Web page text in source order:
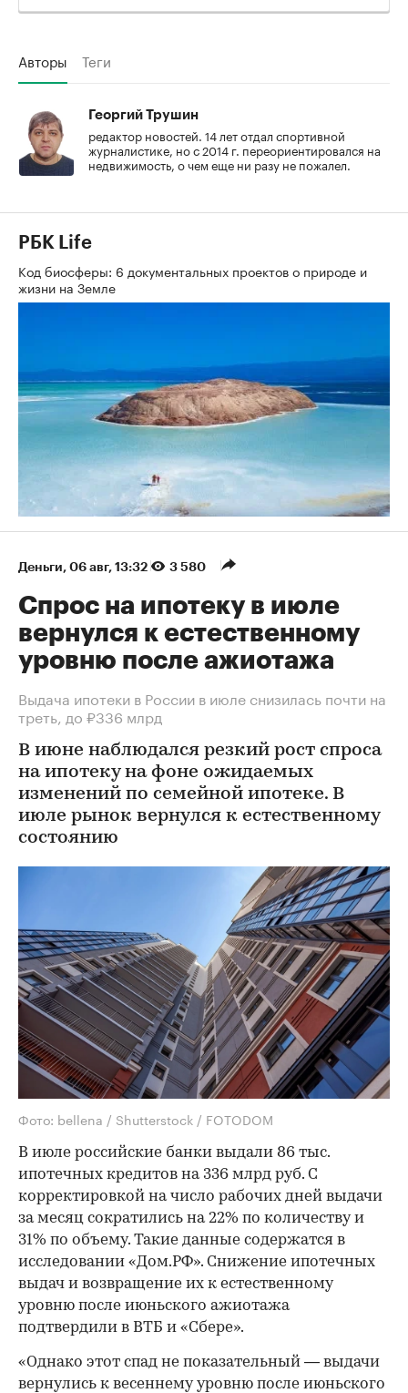
Авторы Теги
Георгий Трушин
редактор новостей. 14 лет отдал спортивной
журналистике, но с 2014 г. переориентировался на
недвижимость, о чем еще ни разу не пожалел.
РБК Life
Код биосферы: 6 документальных проектов о природе и
жизни на Земле
Деньги⁠, 06 авг, 13:32 3 580
Спрос на ипотеку в июле
вернулся к естественному
уровню после ажиотажа
Выдача ипотеки в России в июле снизилась почти на
треть, до ₽336 млрд
В июне наблюдался резкий рост спроса
на ипотеку на фоне ожидаемых
изменений по семейной ипотеке. В
июле рынок вернулся к естественному
состоянию
Фото: bellena / Shutterstock / FOTODOM
В июле российские банки выдали 86 тыс.
ипотечных кредитов на 336 млрд руб. С
корректировкой на число рабочих дней выдачи
за месяц сократились на 22% по количеству и
31% по объему. Такие данные содержатся в
исследовании «Дом.РФ». Снижение ипотечных
выдач и возвращение их к естественному
уровню после июньского ажиотажа
подтвердили в ВТБ и «Сбере».
«Однако этот спад не показательный — выдачи
вернулись к весеннему уровню после июньского